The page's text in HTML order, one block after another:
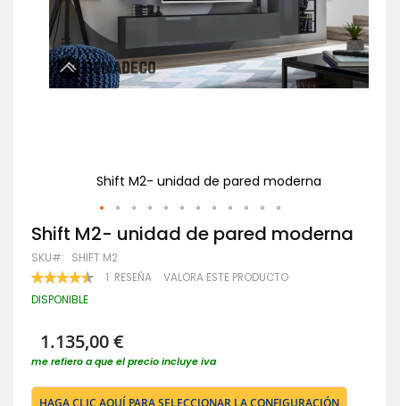
Shift M2- unidad de pared moderna
Saltar
al
comienzo
de
la
galería
imágenes
Shift M2- unidad de pared moderna
SKU SHIFT M2
VALORACIÓN:
90 100
1 RESEÑA VALORA ESTE PRODUCTO
DISPONIBLE
1.135,00 €
me refiero a que el precio incluye iva
HAGA CLIC AQUÍ PARA SELECCIONAR LA CONFIGURACIÓN